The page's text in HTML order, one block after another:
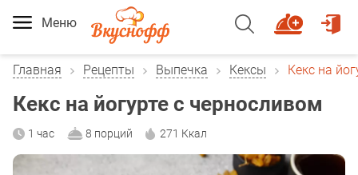
Меню
Главная Рецепты Выпечка Кексы Кекс на
Кекс на йогурте с черносливом
1 час 8 порций 271 Ккал